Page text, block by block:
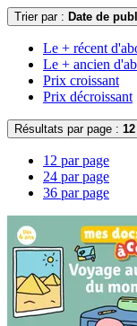
Trier par : Date de
Le + récent
Le + ancien
Prix croissant
Prix décroissant
Résultats par page : 12
12 par page
24 par page
36 par page